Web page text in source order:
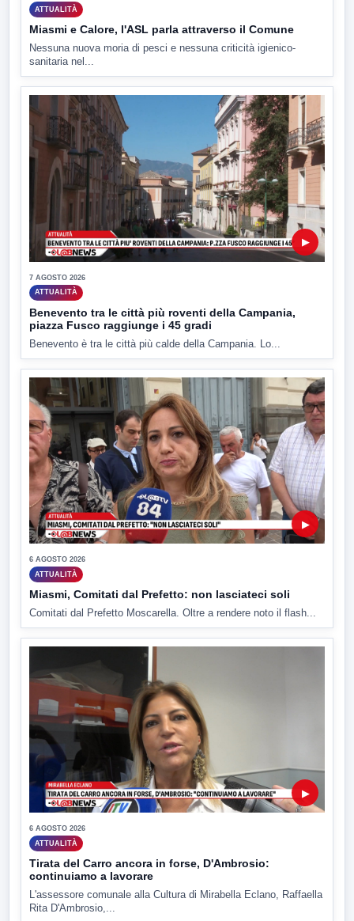
ATTUALITÀ
Miasmi e Calore, l'ASL parla attraverso il Comune
Nessuna nuova moria di pesci e nessuna criticità igienico-
sanitaria nel...
▶
7 AGOSTO 2026
ATTUALITÀ
Benevento tra le città più roventi della Campania,
piazza Fusco raggiunge i 45 gradi
Benevento è tra le città più calde della Campania. Lo...
▶
6 AGOSTO 2026
ATTUALITÀ
Miasmi, Comitati dal Prefetto: non lasciateci soli
Comitati dal Prefetto Moscarella. Oltre a rendere noto il flash...
▶
6 AGOSTO 2026
ATTUALITÀ
Tirata del Carro ancora in forse, D'Ambrosio:
continuiamo a lavorare
L'assessore comunale alla Cultura di Mirabella Eclano, Raffaella
Rita D'Ambrosio,...